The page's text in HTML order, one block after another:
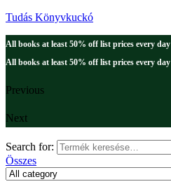
Tudás Könyvkuckó
All books at least 50% off list prices every day
All books at least 50% off list prices every day
Previous
Next
Search for:
Összes